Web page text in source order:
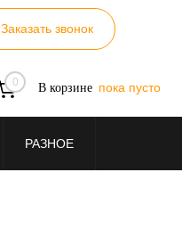
Заказать звонок
0 В корзине пока пусто
РАЗНОЕ